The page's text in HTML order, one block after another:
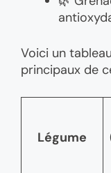
Voici un
principaux de
Légume